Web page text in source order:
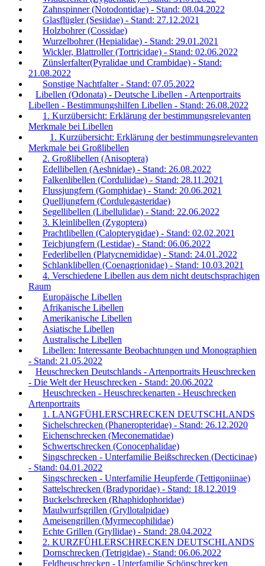
Zahnspinner (Notodontidae) - Stand: 08.04.2022
Glasflügler (Sesiidae) - Stand: 27.12.2021
Holzbohrer (Cossidae)
Wurzelbohrer (Hepialidae) - Stand: 29.01.2021
Wickler, Blattroller (Tortricidae) - Stand: 02.06.2022
Zünslerfalter(Pyralidae und Crambidae) - Stand:
21.08.2022
Sonstige Nachtfalter - Stand: 07.05.2022
Libellen (Odonata) - Deutsche Libellen - Artenportraits
Libellen - Bestimmungshilfen Libellen - Stand: 26.08.2022
1. Kurzübersicht: Erklärung der bestimmungsrelevanten
Merkmale bei Libellen
1. Kurzübersicht: Erklärung der bestimmungsrelevanten
Merkmale bei Großlibellen
2. Großlibellen (Anisoptera)
Edellibellen (Aeshnidae) - Stand: 26.08.2022
Falkenlibellen (Corduliidae) - Stand: 28.11.2021
Flussjungfern (Gomphidae) - Stand: 20.06.2021
Quelljungfern (Cordulegasteridae)
Segellibellen (Libellulidae) - Stand: 22.06.2022
3. Kleinlibellen (Zygoptera)
Prachtlibellen (Calopterygidae) - Stand: 02.02.2021
Teichjungfern (Lestidae) - Stand: 06.06.2022
Federlibellen (Platycnemididae) - Stand: 24.01.2022
Schlanklibellen (Coenagrionidae) - Stand: 10.03.2021
4. Verschiedene Libellen aus dem nicht deutschsprachigen
Raum
Europäische Libellen
Afrikanische Libellen
Amerikanische Libellen
Asiatische Libellen
Australische Libellen
Libellen: Interessante Beobachtungen und Monographien
- Stand: 21.05.2022
Heuschrecken Deutschlands - Artenportraits Heuschrecken
- Die Welt der Heuschrecken - Stand: 20.06.2022
Heuschrecken - Heuschreckenarten - Heuschrecken
Artenportraits
1. LANGFÜHLERSCHRECKEN DEUTSCHLANDS
Sichelschrecken (Phaneropteridae) - Stand: 26.12.2020
Eichenschrecken (Meconematidae)
Schwertschrecken (Conocephalidae)
Singschrecken - Unterfamilie Beißschrecken (Decticinae)
- Stand: 04.01.2022
Singschrecken - Unterfamilie Heupferde (Tettigoniinae)
Sattelschrecken (Bradyporidae) - Stand: 18.12.2019
Buckelschrecken (Rhaphidophoridae)
Maulwurfsgrillen (Gryllotalpidae)
Ameisengrillen (Myrmecophilidae)
Echte Grillen (Gryllidae) - Stand: 28.04.2022
2. KURZFÜHLERSCHRECKEN DEUTSCHLANDS
Dornschrecken (Tetrigidae) - Stand: 06.06.2022
Feldheuschrecken - Unterfamilie Schönschrecken